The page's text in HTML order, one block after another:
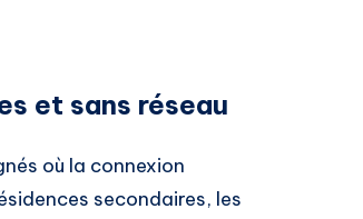
et sans réseau
où la connexion
secondaires, les